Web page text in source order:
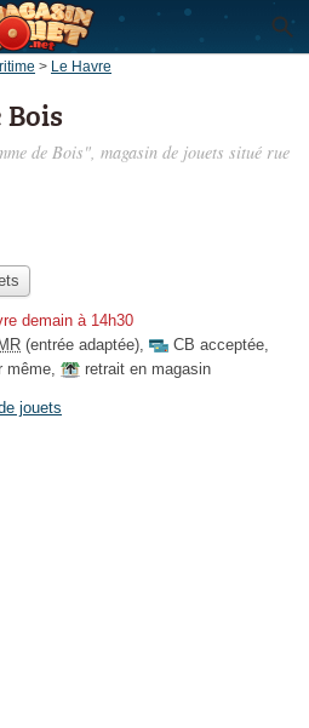
> Le Havre
de Bois", magasin de jouets situé rue
demain à 14h30
(entrée adaptée), CB acceptée,
même, retrait en magasin
jouets